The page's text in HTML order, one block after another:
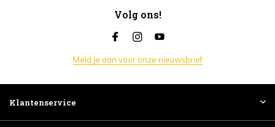
Volg ons!
Meld je aan voor onze nieuwsbrief
Klantenservice